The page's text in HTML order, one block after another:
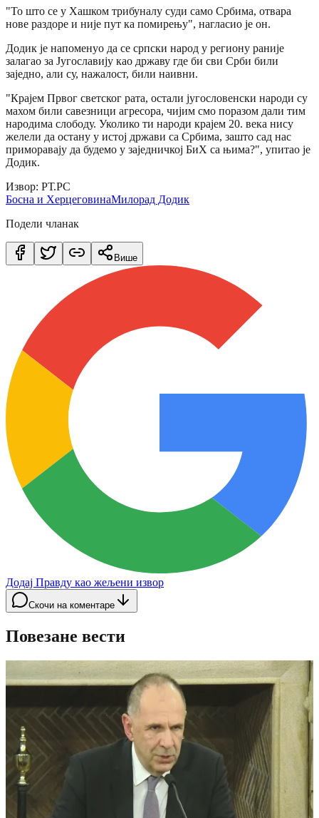
"То што се у Хашком трибуналу суди само Србима, отвара
нове раздоре и није пут ка помирењу", нагласио је он.
Додик је напоменуо да се српски народ у региону раније
залагао за Југославију као државу где би сви Срби били
заједно, али су, нажалост, били наивни.
"Крајем Првог светског рата, остали југословенски народи су
махом били савезници агресора, чијим смо поразом дали тим
народима слободу. Уколико ти народи крајем 20. века нису
желели да остану у истој држави са Србима, зашто сад нас
приморавају да будемо у заједничкој БиХ са њима?", упитао је
Додик.
Извор: РТ.РС
Босна и ХерцеговинаМилорад Додик
Подели чланак
Више
Додај Правду као жељени извор
Скочи на коментаре
Повезане вести